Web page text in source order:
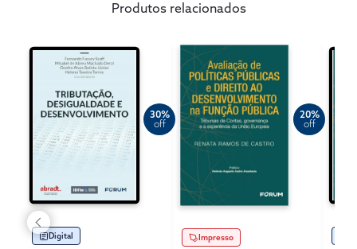
Produtos relacionados
30%
off
Digital
20%
off
Impresso